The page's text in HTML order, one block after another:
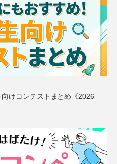
けコンテストまとめ《2026